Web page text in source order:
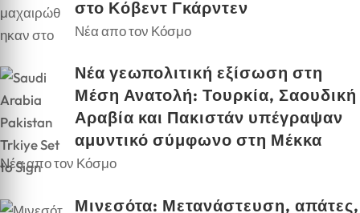
στο Κόβεντ Γκάρντεν
Νέα απο τον Κόσμο
Νέα γεωπολιτική εξίσωση στη
Μέση Ανατολή: Τουρκία, Σαουδική
Αραβία και Πακιστάν υπέγραψαν
αμυντικό σύμφωνο στη Μέκκα
Νέα απο τον Κόσμο
Μινεσότα: Μετανάστευση, απάτες,